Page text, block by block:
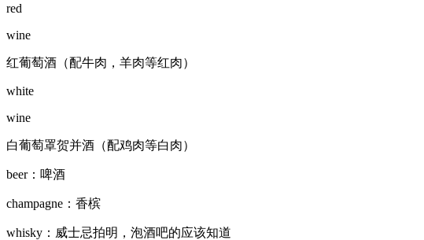
red
wine
红葡萄酒（配牛肉，羊肉等红肉）
white
wine
白葡萄罩贺并酒（配鸡肉等白肉）
beer：啤酒
champagne：香槟
whisky：威士忌拍明，泡酒吧的应该知道